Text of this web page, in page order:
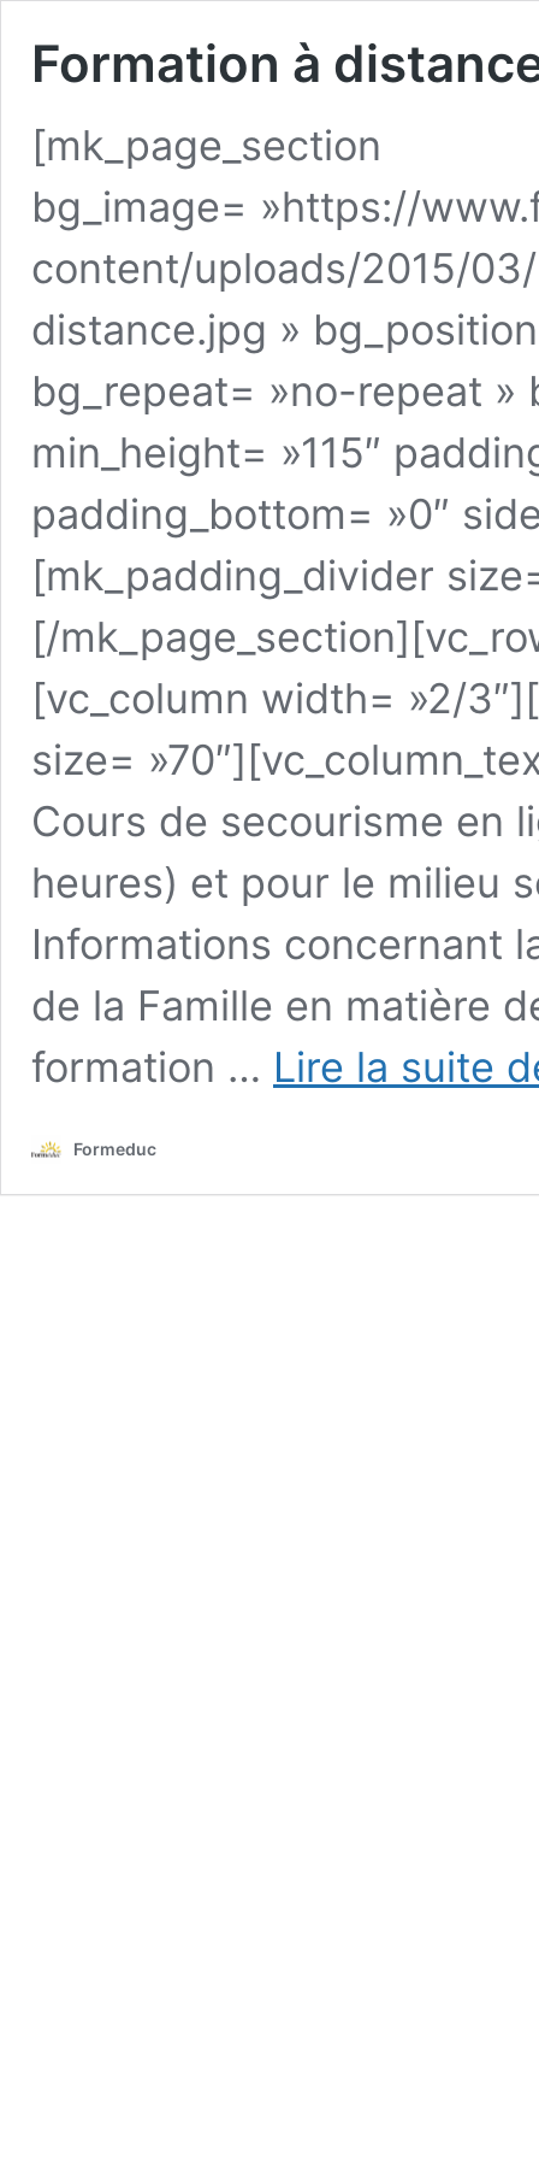
Formation à
[mk_page_section
bg_image= »https://
content/uploads/2015/
distance.jpg »
bg_repeat= »no-repeat »
min_height= »115″
padding_bottom= »0″
[mk_padding_divider
[/
[vc_column width= »2/
size=
Cours de secourisme en
heures) et pour le milieu
Informations concernant
de la Famille en matière
formation … Lire la suite
Formeduc